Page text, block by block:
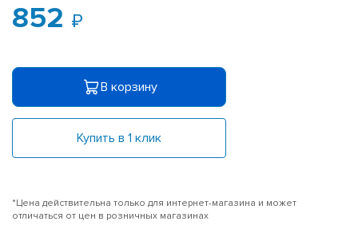
852
В корзину
Купить в 1 клик
*Цена действительна только для интернет-магазина и может
отличаться от цен в розничных магазинах